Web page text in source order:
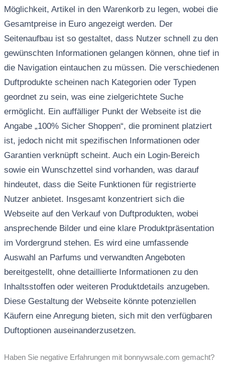
Möglichkeit, Artikel in den Warenkorb zu legen, wobei die
Gesamtpreise in Euro angezeigt werden. Der
Seitenaufbau ist so gestaltet, dass Nutzer schnell zu den
gewünschten Informationen gelangen können, ohne tief in
die Navigation eintauchen zu müssen. Die verschiedenen
Duftprodukte scheinen nach Kategorien oder Typen
geordnet zu sein, was eine zielgerichtete Suche
ermöglicht. Ein auffälliger Punkt der Webseite ist die
Angabe „100% Sicher Shoppen“, die prominent platziert
ist, jedoch nicht mit spezifischen Informationen oder
Garantien verknüpft scheint. Auch ein Login-Bereich
sowie ein Wunschzettel sind vorhanden, was darauf
hindeutet, dass die Seite Funktionen für registrierte
Nutzer anbietet. Insgesamt konzentriert sich die
Webseite auf den Verkauf von Duftprodukten, wobei
ansprechende Bilder und eine klare Produktpräsentation
im Vordergrund stehen. Es wird eine umfassende
Auswahl an Parfums und verwandten Angeboten
bereitgestellt, ohne detaillierte Informationen zu den
Inhaltsstoffen oder weiteren Produktdetails anzugeben.
Diese Gestaltung der Webseite könnte potenziellen
Käufern eine Anregung bieten, sich mit den verfügbaren
Duftoptionen auseinanderzusetzen.
Haben Sie negative Erfahrungen mit bonnywsale.com gemacht?